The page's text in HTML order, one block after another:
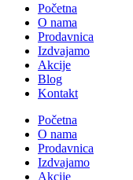
Početna
O nama
Prodavnica
Izdvajamo
Akcije
Blog
Kontakt
Početna
O nama
Prodavnica
Izdvajamo
Akcije